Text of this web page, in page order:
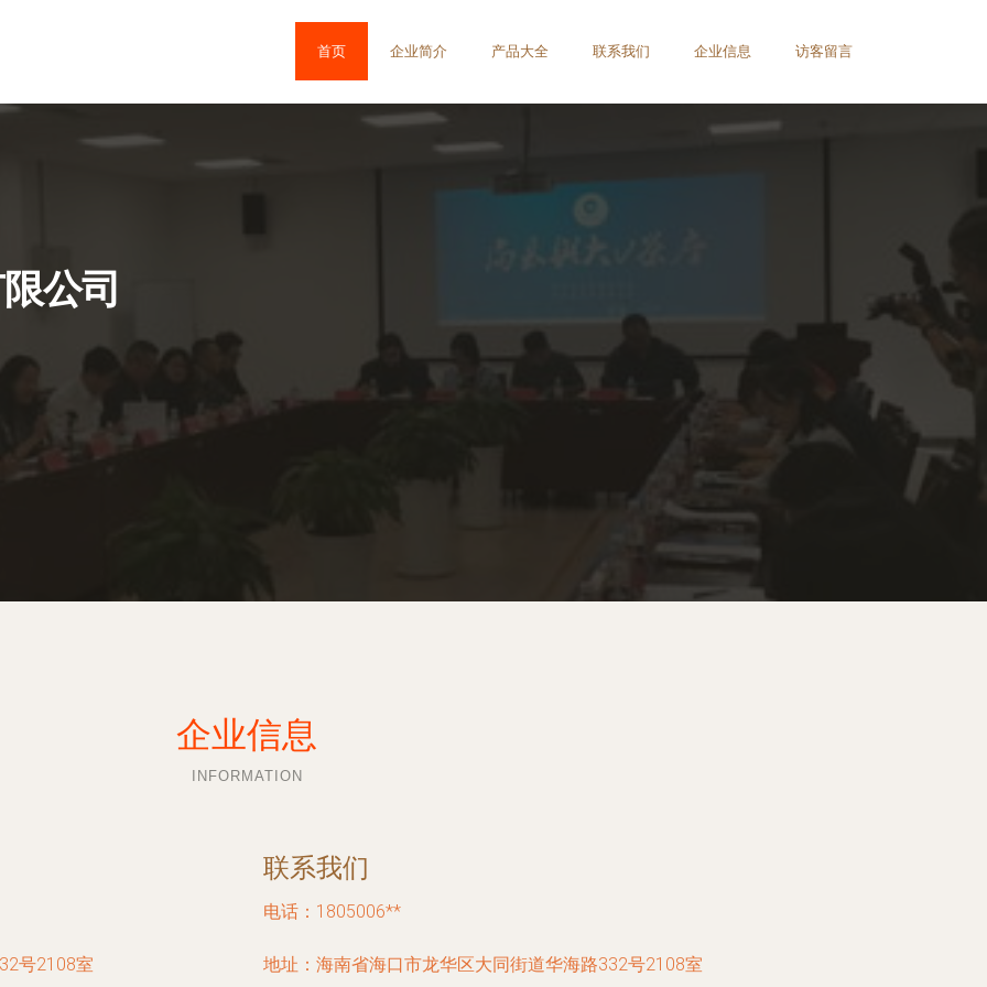
首页 企业简介 产品大全 联系我们 企业信息 访客留言
公司
企业信息
INFORMATION
号2108室
联系我们
电话：1805006**
地址：海南省海口市龙华区大同街道华海路332号2108室